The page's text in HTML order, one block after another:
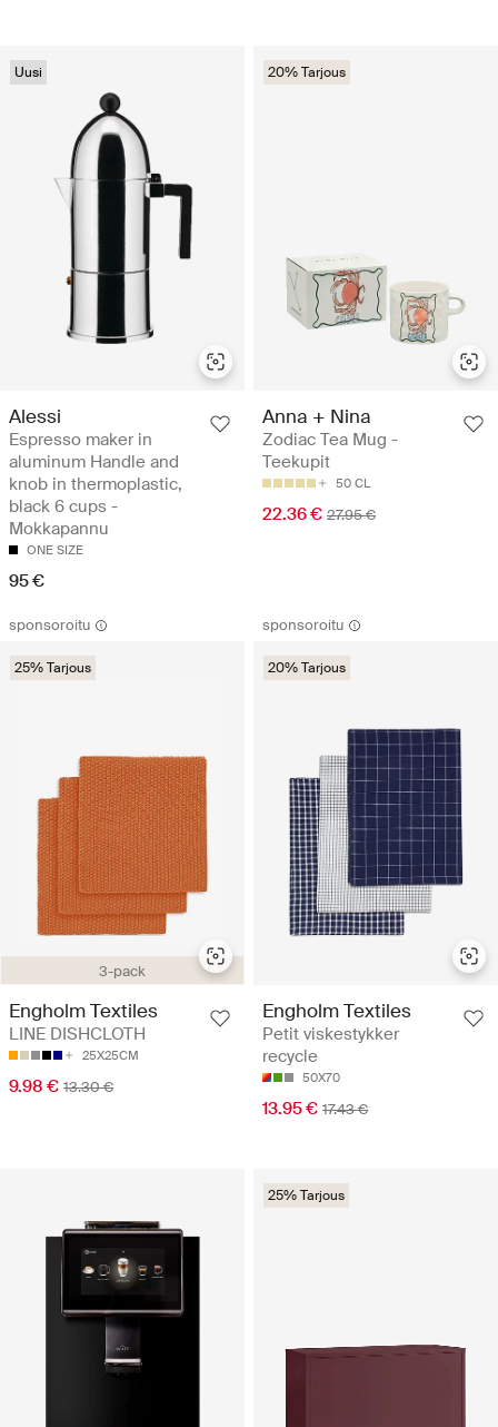
Uusi
Alessi
Espresso maker in
aluminum Handle and
knob in thermoplastic,
black 6 cups -
Mokkapannu
ONE SIZE
95 €
20% Tarjous
Anna + Nina
Zodiac Tea Mug -
Teekupit
50 CL
22.36 € 27.95 €
sponsoroitu
3-pack
25% Tarjous
Engholm Textiles
LINE DISHCLOTH
25X25CM
9.98 € 13.30 €
sponsoroitu
20% Tarjous
Engholm Textiles
Petit viskestykker
recycle
50X70
13.95 € 17.43 €
25% Tarjous